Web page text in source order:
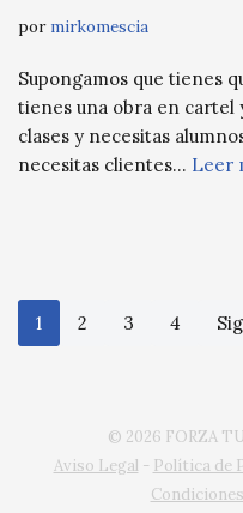
por mirkomescia
Supongamos que tienes
tienes una obra en cartel
clases y necesitas
necesitas clientes… Leer
1 2 3 4
© 2026 FORZA
Aviso Legal - Política de